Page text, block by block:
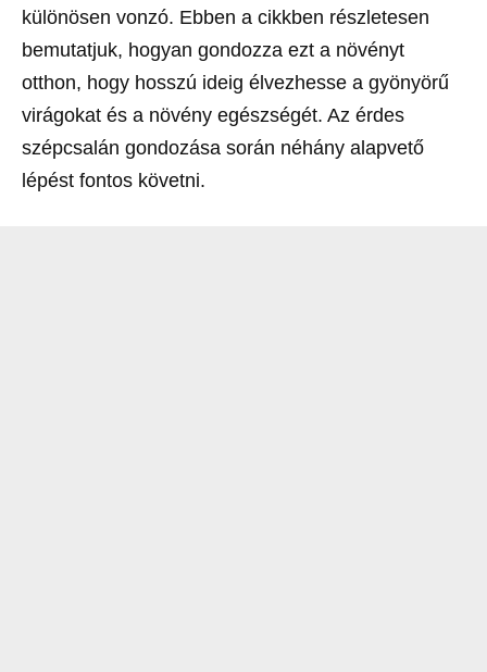
különösen vonzó. Ebben a cikkben részletesen
bemutatjuk, hogyan gondozza ezt a növényt
otthon, hogy hosszú ideig élvezhesse a gyönyörű
virágokat és a növény egészségét. Az érdes
szépcsalán gondozása során néhány alapvető
lépést fontos követni.